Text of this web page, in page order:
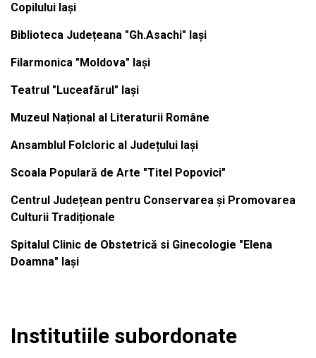
Copilului Iași
Biblioteca Județeana "Gh.Asachi" Iași
Filarmonica "Moldova" Iași
Teatrul "Luceafărul" Iași
Muzeul Național al Literaturii Române
Ansamblul Folcloric al Județului Iași
Scoala Populară de Arte "Titel Popovici"
Centrul Județean pentru Conservarea și Promovarea
Culturii Tradiționale
Spitalul Clinic de Obstetrică si Ginecologie "Elena
Doamna" Iași
Institutiile subordonate